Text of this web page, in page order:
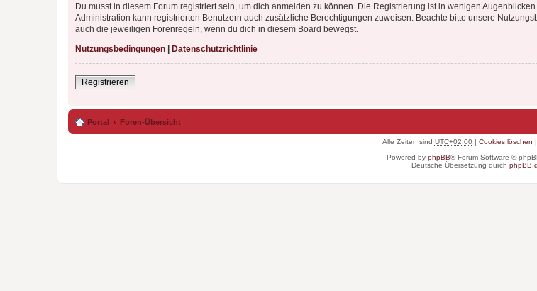
Du musst in diesem Forum registriert sein, um dich anmelden zu können. Die Registrierung ist in wenigen
Administration kann registrierten Benutzern auch zusätzliche Berechtigungen zuweisen. Beachte bitte unsere
auch die jeweiligen Forenregeln, wenn du dich in diesem Board bewegst.
Nutzungsbedingungen | Datenschutzrichtlinie
Registrieren
Portal Foren-Übersicht
Alle Zeiten sind UTC+02:00| Cookies löschen |
Powered by phpBB® Forum Software ©
Deutsche Übersetzung durch